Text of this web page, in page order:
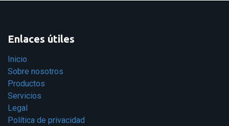
Enlaces útiles
Inicio
Sobre nosotros
Productos
Servicios
Legal
Política de privacidad